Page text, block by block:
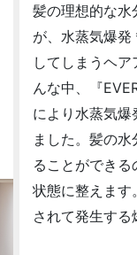
髪の理想的な水
が、水蒸気爆発
してしまうヘ
んな中、『
により水蒸気
ました。髪の
ることができ
状態に整えま
されて発生する